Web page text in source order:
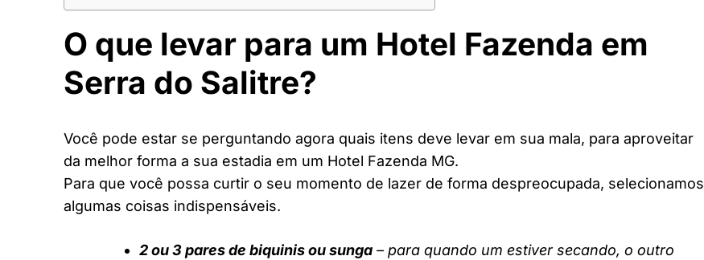
O que levar para um Hotel Fazenda em
Serra do Salitre?
Você pode estar se perguntando agora quais itens deve levar em sua mala, para aproveitar
da melhor forma a sua estadia em um Hotel Fazenda MG.
Para que você possa curtir o seu momento de lazer de forma despreocupada, selecionamos
algumas coisas indispensáveis.
2 ou 3 pares de biquinis ou sunga – para quando um estiver secando, o outro